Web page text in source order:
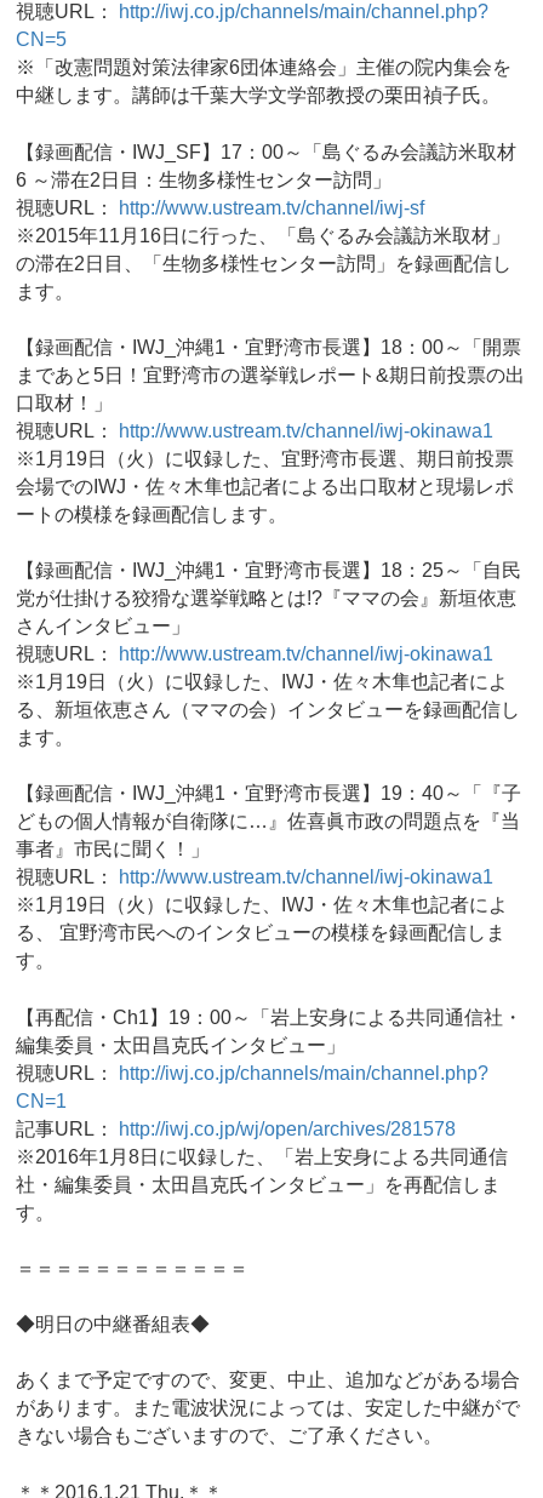
視聴URL： http://iwj.co.jp/channels/main/channel.php?
CN=5
※「改憲問題対策法律家6団体連絡会」主催の院内集会を
中継します。講師は千葉大学文学部教授の栗田禎子氏。
【録画配信・IWJ_SF】17：00～「島ぐるみ会議訪米取材
6 ～滞在2日目：生物多様性センター訪問」
視聴URL： http://www.ustream.tv/channel/iwj-sf
※2015年11月16日に行った、「島ぐるみ会議訪米取材」
の滞在2日目、「生物多様性センター訪問」を録画配信し
ます。
【録画配信・IWJ_沖縄1・宜野湾市長選】18：00～「開票
まであと5日！宜野湾市の選挙戦レポート&期日前投票の出
口取材！」
視聴URL： http://www.ustream.tv/channel/iwj-okinawa1
※1月19日（火）に収録した、宜野湾市長選、期日前投票
会場でのIWJ・佐々木隼也記者による出口取材と現場レポ
ートの模様を録画配信します。
【録画配信・IWJ_沖縄1・宜野湾市長選】18：25～「自民
党が仕掛ける狡猾な選挙戦略とは!?『ママの会』新垣依恵
さんインタビュー」
視聴URL： http://www.ustream.tv/channel/iwj-okinawa1
※1月19日（火）に収録した、IWJ・佐々木隼也記者によ
る、新垣依恵さん（ママの会）インタビューを録画配信し
ます。
【録画配信・IWJ_沖縄1・宜野湾市長選】19：40～「『子
どもの個人情報が自衛隊に…』佐喜眞市政の問題点を『当
事者』市民に聞く！」
視聴URL： http://www.ustream.tv/channel/iwj-okinawa1
※1月19日（火）に収録した、IWJ・佐々木隼也記者によ
る、 宜野湾市民へのインタビューの模様を録画配信しま
す。
【再配信・Ch1】19：00～「岩上安身による共同通信社・
編集委員・太田昌克氏インタビュー」
視聴URL： http://iwj.co.jp/channels/main/channel.php?
CN=1
記事URL： http://iwj.co.jp/wj/open/archives/281578
※2016年1月8日に収録した、「岩上安身による共同通信
社・編集委員・太田昌克氏インタビュー」を再配信しま
す。
＝＝＝＝＝＝＝＝＝＝＝＝
◆明日の中継番組表◆
あくまで予定ですので、変更、中止、追加などがある場合
があります。また電波状況によっては、安定した中継がで
きない場合もございますので、ご了承ください。
＊＊2016.1.21 Thu.＊＊